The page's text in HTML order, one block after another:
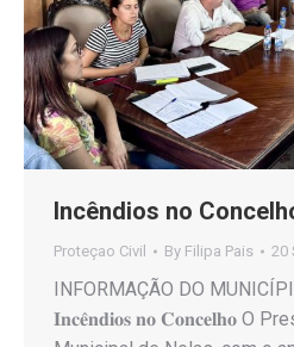
Incêndios no
Proteçao Civil By Filipa Pais 20
INFORMAÇÃO DO
𝐈𝐧𝐜𝐞̂𝐧𝐝𝐢𝐨𝐬 𝐧𝐨 𝐂𝐨𝐧𝐜𝐞𝐥𝐡𝐨 O